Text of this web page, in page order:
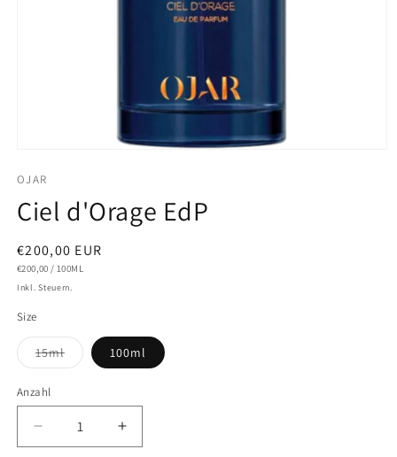
in
öffnen
OJAR
Ciel d'Orage EdP
Normaler
Preis
€200,00 EUR
GRUNDPREIS
€200,00 / PRO
100ML
Inkl. Steuern.
Size
15mlVariante
ausverkauft
100ml
Anzahl
Verringere
die
Erhöhe
die